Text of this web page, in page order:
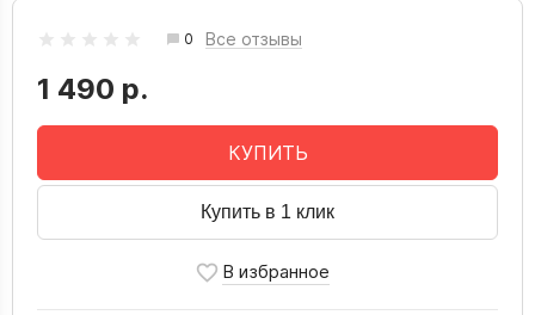
0 Все отзывы
1 490 р.
КУПИТЬ
Купить в 1 клик